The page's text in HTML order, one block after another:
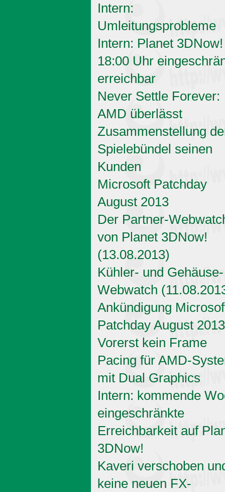
Intern:
Umleitungsprobleme
Intern: Planet
18:00 Uhr
erreichbar
Never Settle Forever:
AMD überlässt
Zusammenstellung
Spielebündel seinen
Kunden
Microsoft Patchday
August 2013
Der Partner-
von Planet 3DNow!
(13.08.2013)
Kühler- und Gehäuse-
Webwatch
Ankündigung
Patchday August 2013
Vorerst kein Frame
Pacing für AMD-
mit Dual Graphics
Intern: kommende
eingeschränkte
Erreichbarkeit auf
3DNow!
Kaveri verschoben
keine neuen FX-